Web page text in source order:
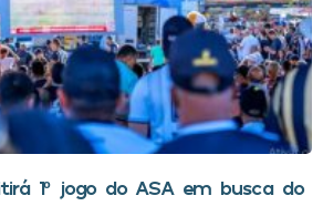
1º jogo do ASA em busca do